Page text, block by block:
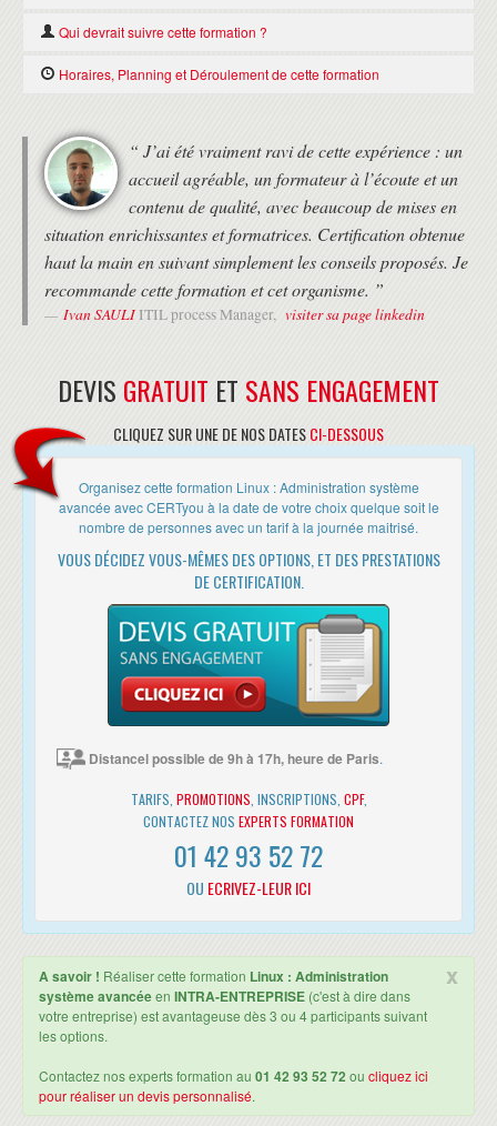
GESTION DES SCRIPTS
Gestion de paramètres
Surveillance de ressources
Script de charge cpu
ADMINISTRATION RÉSEAU
Client DHCP
Captures réseau en ligne de commande et exploitation des captures
Activation et gestion du routage
Configuration et tests IPv6
GESTION DU STOCKAGE
Types de référencement des filesystems
Protection des filesystems
Les snapshots LVM
RAID Logiciel
Création de fichier iso à partir d'une arborescence
Gestion de filesystems cryptés
GESTION DES ACCÈS RÉSEAU
Client NFS
Partage NFS permanent
ADMINISTRATION SYSTÈME
Création de script de service
Gestion des en-têtes LSB
Démarrage des services selon les niveaux d'exécution
GESTION DES PERFORMANCES
Gestion et ajout de swap
Surveillance de la charge système
Mesure des performances des disques
Priorité d'ordonnancement des processus
Création et gestion de ramdisk
Caractéristiques des paquets logiciels
Gestion des paquets logiciels au format RPM
Gestion des paquets logiciels au format Deb
Exploitation des dépôts RPM et DEB
Procédure de compilation d'applications
GESTION DE DNS
Principes de base du serveur DNS
Gestion du service DNS
Création et configuration d'un serveur de cache
Les participants doivent avoir suivi la formation Linux UX005 ou
Qui devrait suivre cette formation ?
Cette formation s'adresse aux professionnels ayant déjà un vécu
(administrateurs, exploitants, intégrateurs).
Horaires, Planning et Déroulement de cette formation
HORAIRES
• Formation de 9h30 à 17h30 le premier jour, puis de 9h à 17h.
• Deux pauses de 15 minutes le matin et l'après-midi.
• 1 heure de pause déjeuner
MODALITÉS
• Formation avec un Expert Formateur (pas de vidéos pré-
enregistrées).
• Formation organisée au choix du stagiaire :
- en Alternance, c'est à dire à la carte entre le présentiel et le
s'adapter à leurs contraintes.
DEROULEMENT
• Les horaires de fin de journée sont adaptés en fonction des
horaires des trains ou des avions des différents participants.
• Une attestation de suivi de formation vous sera remise en fin de
formation.
• Cette formation est organisée pour un maximum de 14 participants.
“ J’ai été vraiment ravi de cette expérience : un
accueil agréable, un formateur à l’écoute et un
contenu de qualité, avec beaucoup de mises en
situation enrichissantes et formatrices. Certification obtenue
haut la main en suivant simplement les conseils proposés. Je
recommande cette formation et cet organisme. ”
Ivan SAULIITIL process Manager, visiter sa page linkedin
DEVIS GRATUIT ET SANS ENGAGEMENT
CLIQUEZ SUR UNE DE NOS DATESCI-DESSOUS
Organisez cette formation Linux : Administration système
avancée avec CERTyou à la date de votre choix quelque soit le
nombre de personnes avec un tarif à la journée maitrisé.
VOUS DÉCIDEZ VOUS-MÊMES DES OPTIONS, ET DES PRESTATIONS
DE CERTIFICATION.
Distancel possible de 9h à 17h, heure de Paris.
TARIFS, PROMOTIONS , INSCRIPTIONS, CPF,
CONTACTEZ NOS EXPERTS FORMATION
01 42 93 52 72
OU ECRIVEZ-LEUR ICI
x
A savoir ! Réaliser cette formation Linux : Administration
système avancéeen INTRA-ENTREPRISE (c'est à dire dans
votre entreprise) est avantageuse dès 3 ou 4 participants suivant
les options.
Contactez nos experts formation au 01 42 93 52 72 ou cliquez ici
pour réaliser un devis personnalisé.